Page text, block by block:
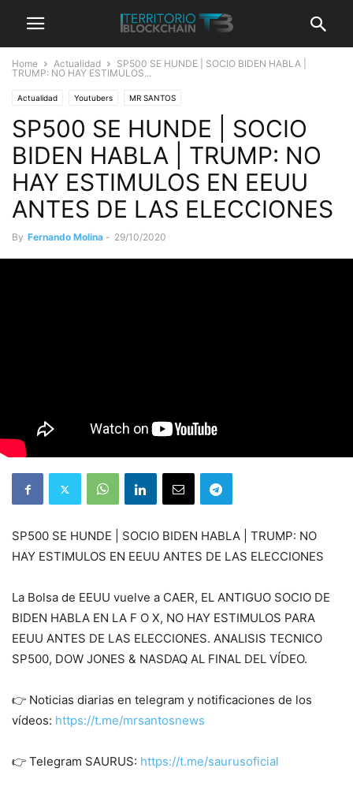
Home Actualidad
SP500 SE HUNDE | SOCIO BIDEN HABLA |
TRUMP: NO HAY ESTIMULOS...
Actualidad Youtubers MR SANTOS
SP500 SE HUNDE | SOCIO
BIDEN HABLA | TRUMP: NO
HAY ESTIMULOS EN EEUU
ANTES DE LAS ELECCIONES
By Fernando Molina - 29/10/2020
SP500 SE HUNDE | SOCIO BIDEN HABLA | TRUMP: NO
HAY ESTIMULOS EN EEUU ANTES DE LAS ELECCIONES
La Bolsa de EEUU vuelve a CAER, EL ANTIGUO SOCIO DE
BIDEN HABLA EN LA F O X, NO HAY ESTIMULOS PARA
EEUU ANTES DE LAS ELECCIONES. ANALISIS TECNICO
SP500, DOW JONES & NASDAQ AL FINAL DEL VÍDEO.
👉 Noticias diarias en telegram y notificaciones de los
vídeos: https://t.me/mrsantosnews
👉 Telegram SAURUS: https://t.me/saurusoficial